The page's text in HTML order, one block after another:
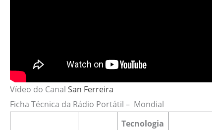
Vídeo do Canal San Ferreira
Ficha Técnica da Rádio Portátil – Mondial
Tecnologia